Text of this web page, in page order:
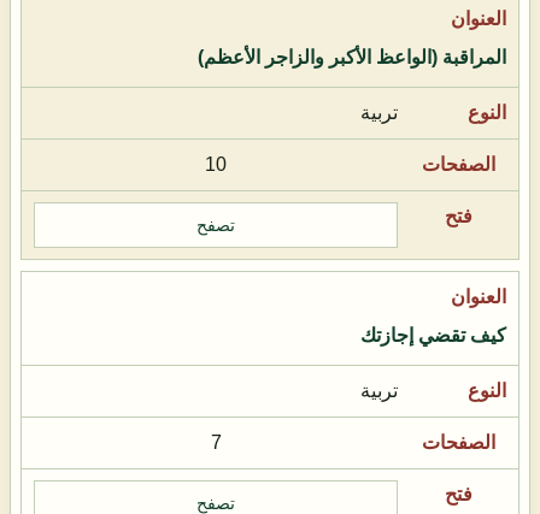
المراقبة (الواعظ الأكبر والزاجر الأعظم)
تربية
10
تصفح
كيف تقضي إجازتك
تربية
7
تصفح